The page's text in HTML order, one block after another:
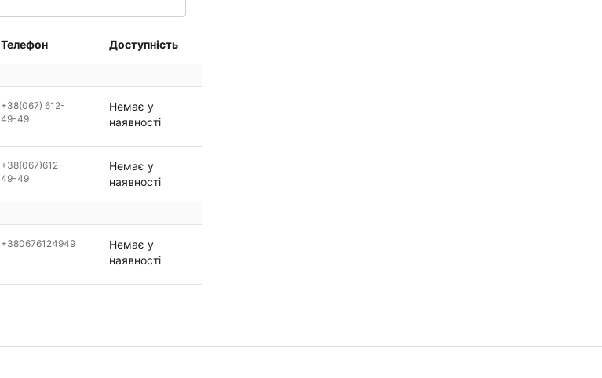
Телефон Доступність
+38(067) 612-
49-49
Немає у
наявності
+38(067)612-
49-49
Немає у
наявності
+380676124949
Немає у
наявності